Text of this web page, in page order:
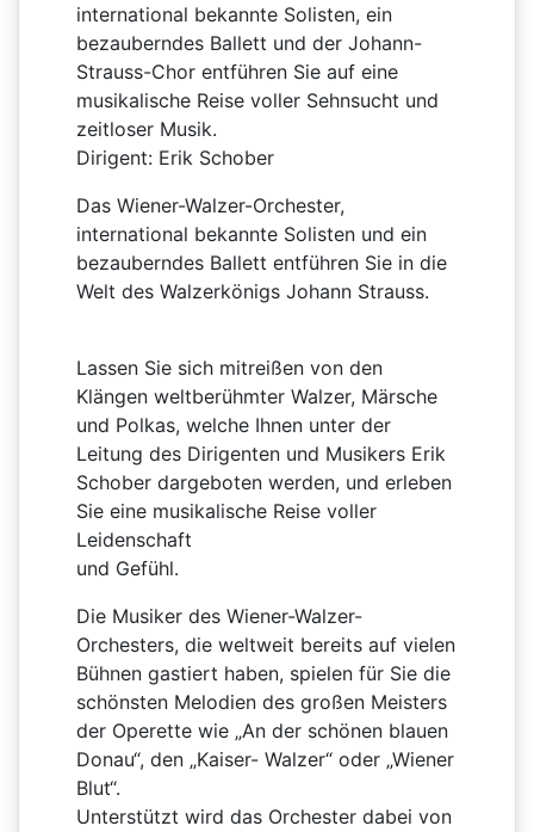
international bekannte Solisten, ein
bezauberndes Ballett und der Johann-
Strauss-Chor entführen Sie auf eine
musikalische Reise voller Sehnsucht und
zeitloser Musik.
Dirigent: Erik Schober
Das Wiener-Walzer-Orchester,
international bekannte Solisten und ein
bezauberndes Ballett entführen Sie in die
Welt des Walzerkönigs Johann Strauss.
Lassen Sie sich mitreißen von den
Klängen weltberühmter Walzer, Märsche
und Polkas, welche Ihnen unter der
Leitung des Dirigenten und Musikers Erik
Schober dargeboten werden, und erleben
Sie eine musikalische Reise voller
Leidenschaft
und Gefühl.
Die Musiker des Wiener-Walzer-
Orchesters, die weltweit bereits auf vielen
Bühnen gastiert haben, spielen für Sie die
schönsten Melodien des großen Meisters
der Operette wie „An der schönen blauen
Donau“, den „Kaiser- Walzer“ oder „Wiener
Blut“.
Unterstützt wird das Orchester dabei von